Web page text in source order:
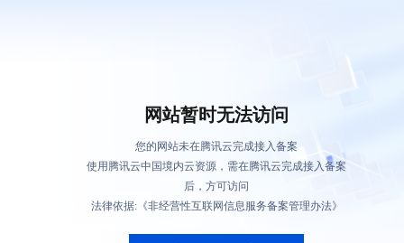
网站暂时无法访问
您的网站未在腾讯云完成接入备案
使用腾讯云中国境内云资源，需在腾讯云完成接入备案
后，方可访问
法律依据:《非经营性互联网信息服务备案管理办法》